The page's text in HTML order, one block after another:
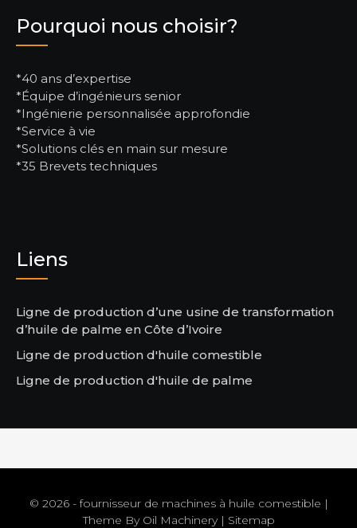
Pourquoi nous choisir?
*40 ans d’expertise
*Équipe d’ingénieurs senior
*Ingénierie personnalisée approfondie
*Service à vie
*Solutions clés en main sur mesure
*35 Brevets techniques
Liens
Ligne de production d’une usine de transformation
d’huile de palme en Côte d’Ivoire
Ligne de production d'huile comestible
Ligne de production d'huile de palme
© 2026 - fournisseur de machines à huile comestible |
Theme By Oil Machinery| Sitemap